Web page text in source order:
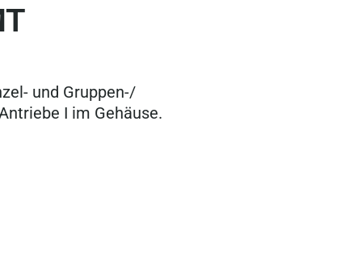
und Gruppen-/
I im Gehäuse.